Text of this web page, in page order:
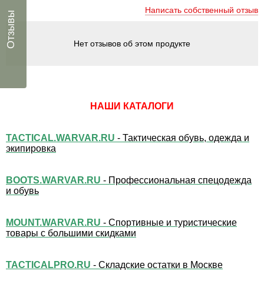
Написать собственный отзыв
Нет отзывов об этом продукте
НАШИ КАТАЛОГИ
TACTICAL.WARVAR.RU - Тактическая обувь, одежда и
экипировка
BOOTS.WARVAR.RU - Профессиональная спецодежда
и обувь
MOUNT.WARVAR.RU - Спортивные и туристические
товары с большими скидками
TACTICALPRO.RU - Складские остатки в Москве
Отзывы